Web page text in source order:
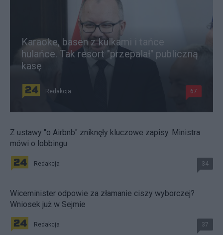
Karaoke, basen z kulkami i tańce
hulańce. Tak resort "przepalał" publiczną
kasę
Redakcja 67
Z ustawy "o Airbnb" zniknęły kluczowe zapisy. Ministra
mówi o lobbingu
Redakcja 34
Wiceminister odpowie za złamanie ciszy wyborczej?
Wniosek już w Sejmie
Redakcja 37